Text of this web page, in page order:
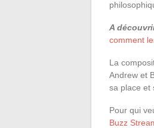
A
comment
La
Andrew et
sa place et
Pour qui
Buzz